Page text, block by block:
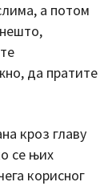
а потом
да пратите
кроз главу
се њих
корисног